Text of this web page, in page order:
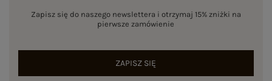
Zapisz się do naszego newslettera i otrzymaj 15% zniżki na
pierwsze zamówienie
ZAPISZ SIĘ